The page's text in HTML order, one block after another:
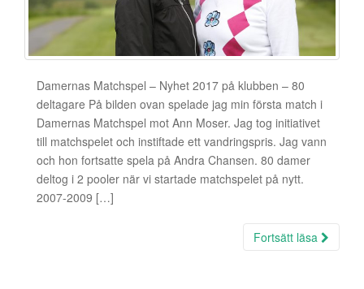
Damernas Matchspel – Nyhet 2017 på klubben – 80
deltagare På bilden ovan spelade jag min första match i
Damernas Matchspel mot Ann Moser. Jag tog initiativet
till matchspelet och instiftade ett vandringspris. Jag vann
och hon fortsatte spela på Andra Chansen. 80 damer
deltog i 2 pooler när vi startade matchspelet på nytt.
2007-2009 […]
Fortsätt läsa